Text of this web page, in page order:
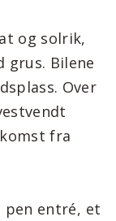
og solrik,
grus. Bilene
Over
fra
pen entré, et